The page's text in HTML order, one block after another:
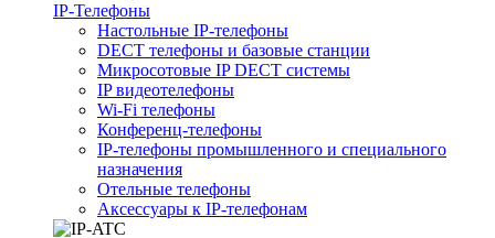
IP-Телефоны
Настольные IP-телефоны
DECT телефоны и базовые станции
Микросотовые IP DECT системы
IP видеотелефоны
Wi-Fi телефоны
Конференц-телефоны
IP-телефоны промышленного и специального
назначения
Отельные телефоны
Аксессуары к IP-телефонам